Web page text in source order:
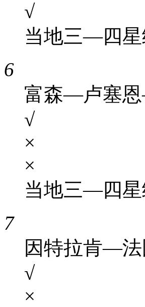
√
当地三—四星
6
富森—卢塞
√
×
×
当地三—四星
7
因特拉肯—法
√
×